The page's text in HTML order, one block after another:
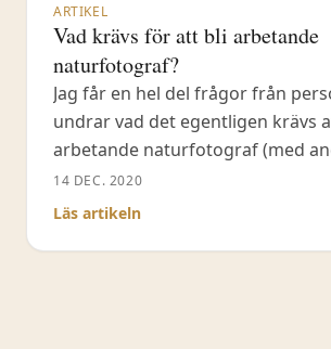
ARTIKEL
Vad krävs för att bli arbetande
naturfotograf?
Jag får en hel del frågor från
undrar vad det egentligen krävs
arbetande naturfotograf (med
livnära sig på yrket). Trots att det
personer med långt mycket mer
14 DEC. 2020
Läs artikeln